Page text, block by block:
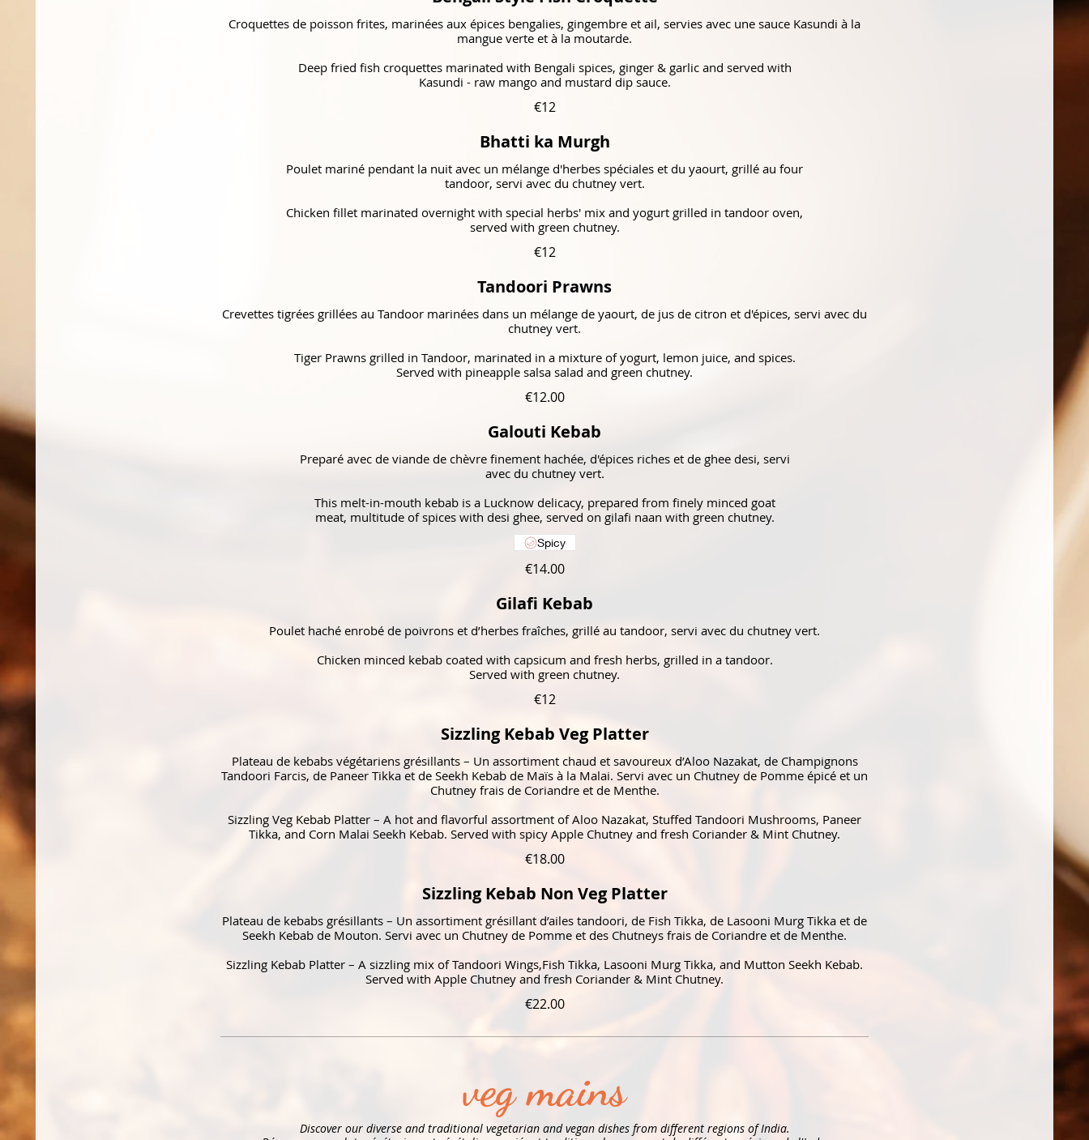
Croquettes de poisson frites, marinées aux épices bengalies, gingembre et ail, servies avec une sauce Kasundi à la
mangue verte et à la moutarde.
Deep fried fish croquettes marinated with Bengali spices, ginger & garlic and served with
Kasundi - raw mango and mustard dip sauce.
€12
Bhatti ka Murgh
Poulet mariné pendant la nuit avec un mélange d'herbes spéciales et du yaourt, grillé au four
tandoor, servi avec du chutney vert.
Chicken fillet marinated overnight with special herbs' mix and yogurt grilled in tandoor oven,
served with green chutney.
€12
Tandoori Prawns
Crevettes tigrées grillées au Tandoor marinées dans un mélange de yaourt, de jus de citron et d'épices, servi avec du
chutney vert.
Tiger Prawns grilled in Tandoor, marinated in a mixture of yogurt, lemon juice, and spices.
Served with pineapple salsa salad and green chutney.
€12.00
Galouti Kebab
Preparé avec de viande de chèvre finement hachée, d'épices riches et de ghee desi, servi
avec du chutney vert.
This melt-in-mouth kebab is a Lucknow delicacy, prepared from finely minced goat
meat, multitude of spices with desi ghee, served on gilafi naan with green chutney.
€14.00
Spicy
Gilafi Kebab
Poulet haché enrobé de poivrons et d’herbes fraîches, grillé au tandoor, servi avec du chutney vert.
Chicken minced kebab coated with capsicum and fresh herbs, grilled in a tandoor.
Served with green chutney.
€12
Sizzling Kebab Veg Platter
Plateau de kebabs végétariens grésillants – Un assortiment chaud et savoureux d’Aloo Nazakat, de Champignons
Tandoori Farcis, de Paneer Tikka et de Seekh Kebab de Maïs à la Malai. Servi avec un Chutney de Pomme épicé et un
Chutney frais de Coriandre et de Menthe.
Sizzling Veg Kebab Platter – A hot and flavorful assortment of Aloo Nazakat, Stuffed Tandoori Mushrooms, Paneer
Tikka, and Corn Malai Seekh Kebab. Served with spicy Apple Chutney and fresh Coriander & Mint Chutney.
€18.00
Sizzling Kebab Non Veg Platter
Plateau de kebabs grésillants – Un assortiment grésillant d’ailes tandoori, de Fish Tikka, de Lasooni Murg Tikka et de
Seekh Kebab de Mouton. Servi avec un Chutney de Pomme et des Chutneys frais de Coriandre et de Menthe.
Sizzling Kebab Platter – A sizzling mix of Tandoori Wings,Fish Tikka, Lasooni Murg Tikka, and Mutton Seekh Kebab.
Served with Apple Chutney and fresh Coriander & Mint Chutney.
€22.00
veg mains
Discover our diverse and traditional vegetarian and vegan dishes from different regions of India.